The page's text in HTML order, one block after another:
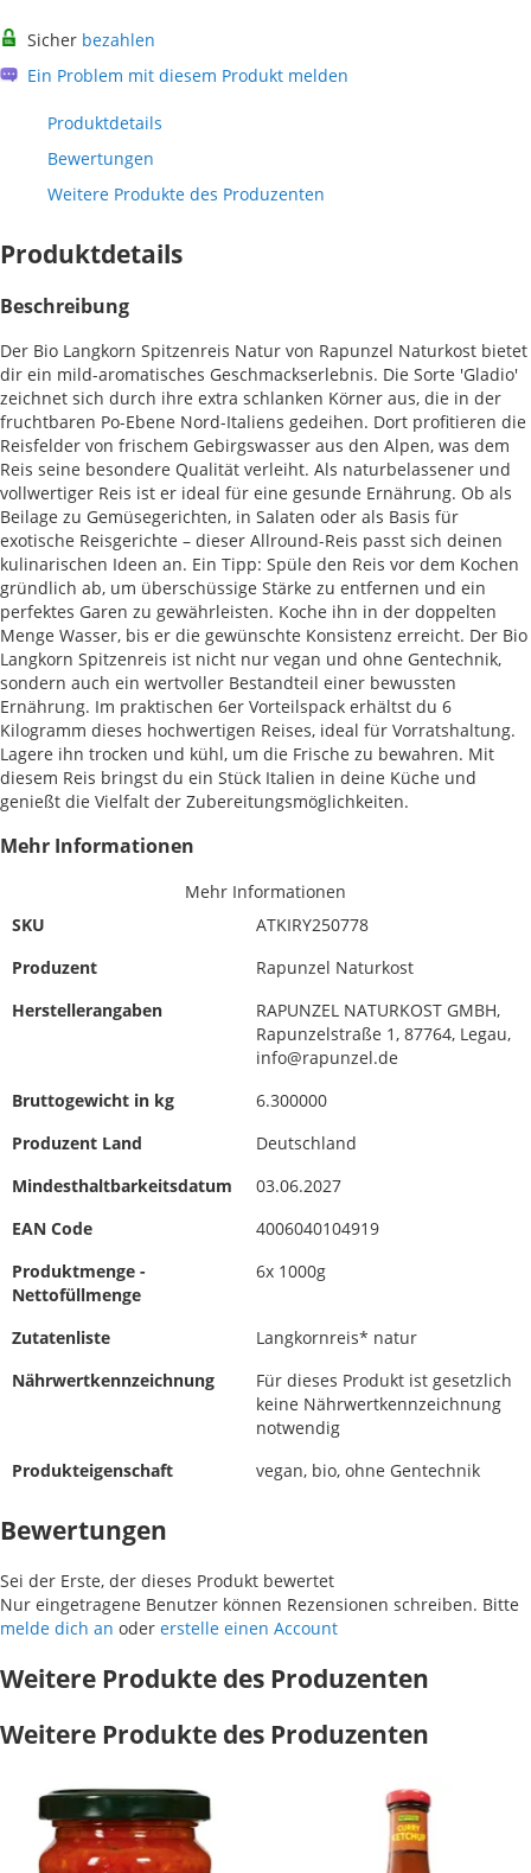
Sicher bezahlen
Ein Problem mit diesem Produkt melden
Produktdetails
Bewertungen
Weitere Produkte des Produzenten
Produktdetails
Beschreibung
Der Bio Langkorn Spitzenreis Natur von Rapunzel Naturkost bietet
dir ein mild-aromatisches Geschmackserlebnis. Die Sorte 'Gladio'
zeichnet sich durch ihre extra schlanken Körner aus, die in der
fruchtbaren Po-Ebene Nord-Italiens gedeihen. Dort profitieren die
Reisfelder von frischem Gebirgswasser aus den Alpen, was dem
Reis seine besondere Qualität verleiht. Als naturbelassener und
vollwertiger Reis ist er ideal für eine gesunde Ernährung. Ob als
Beilage zu Gemüsegerichten, in Salaten oder als Basis für
exotische Reisgerichte – dieser Allround-Reis passt sich deinen
kulinarischen Ideen an. Ein Tipp: Spüle den Reis vor dem Kochen
gründlich ab, um überschüssige Stärke zu entfernen und ein
perfektes Garen zu gewährleisten. Koche ihn in der doppelten
Menge Wasser, bis er die gewünschte Konsistenz erreicht. Der Bio
Langkorn Spitzenreis ist nicht nur vegan und ohne Gentechnik,
sondern auch ein wertvoller Bestandteil einer bewussten
Ernährung. Im praktischen 6er Vorteilspack erhältst du 6
Kilogramm dieses hochwertigen Reises, ideal für Vorratshaltung.
Lagere ihn trocken und kühl, um die Frische zu bewahren. Mit
diesem Reis bringst du ein Stück Italien in deine Küche und
genießt die Vielfalt der Zubereitungsmöglichkeiten.
Mehr Informationen
Mehr Informationen
SKU
ATKIRY250778
Produzent
Rapunzel Naturkost
Herstellerangaben
RAPUNZEL NATURKOST GMBH,
Rapunzelstraße 1, 87764, Legau,
info@rapunzel.de
Bruttogewicht in kg
6.300000
Produzent Land
Deutschland
Mindesthaltbarkeitsdatum
03.06.2027
EAN Code
4006040104919
Produktmenge -
Nettofüllmenge
6x 1000g
Zutatenliste
Langkornreis* natur
Nährwertkennzeichnung
Für dieses Produkt ist gesetzlich
keine Nährwertkennzeichnung
notwendig
Produkteigenschaft
vegan, bio, ohne Gentechnik
Bewertungen
Sei der Erste, der dieses Produkt bewertet
Nur eingetragene Benutzer können Rezensionen schreiben. Bitte
melde dich an oder erstelle einen Account
Weitere Produkte des Produzenten
Weitere Produkte des Produzenten